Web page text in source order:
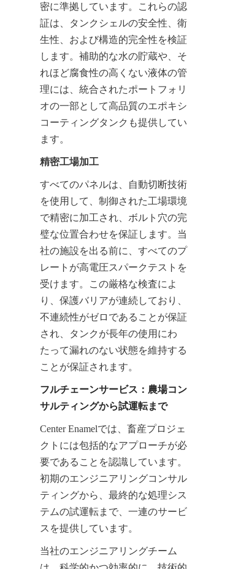
密に準拠しています。これらの認
証は、タンクシェルの安全性、衛
生性、および構造的完全性を検証
します。補助的な水の貯蔵や、そ
れほど腐食性の高くない液体の管
理には、統合されたポートフォリ
オの一部として高品質のエポキシ
コーティングタンクも提供してい
ます。
精密工場加工
すべてのパネルは、自動切断技術
を使用して、制御された工場環境
で精密に加工され、ボルト穴の完
璧な位置合わせを保証します。当
社の施設を出る前に、すべてのプ
レートが高電圧スパークテストを
受けます。この厳格な検査によ
り、保護バリアが連続しており、
不連続性がゼロであることが保証
され、タンクが長年の使用にわ
たって漏れのない状態を維持する
ことが保証されます。
フルチェーンサービス：農場コン
サルティングから試運転まで
Center Enamelでは、畜産プロジェ
クトには包括的なアプローチが必
要であることを認識しています。
初期のエンジニアリングコンサル
ティングから、最終的な処理シス
テムの試運転まで、一連のサービ
スを提供しています。
当社のエンジニアリングチーム